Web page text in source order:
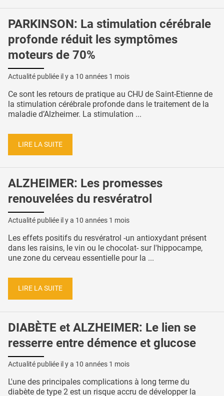
PARKINSON: La stimulation cérébrale
profonde réduit les symptômes
moteurs de 70%
Actualité publiée il y a 10 années 1 mois
Ce sont les retours de pratique au CHU de Saint-Etienne de
la stimulation cérébrale profonde dans le traitement de la
maladie d’Alzheimer. La stimulation ...
LIRE LA SUITE
ALZHEIMER: Les promesses
renouvelées du resvératrol
Actualité publiée il y a 10 années 1 mois
Les effets positifs du resvératrol -un antioxydant présent
dans les raisins, le vin ou le chocolat- sur l'hippocampe,
une zone du cerveau essentielle pour la ...
LIRE LA SUITE
DIABÈTE et ALZHEIMER: Le lien se
resserre entre démence et glucose
Actualité publiée il y a 10 années 1 mois
L'une des principales complications à long terme du
diabète de type 2 est un risque accru de développer la